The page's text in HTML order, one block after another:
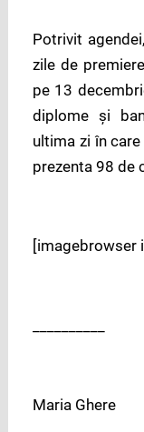
Potrivit
zile de
pe 13
diplome şi
ultima zi în
prezenta 98 de
[imagebrowser
Maria Ghere